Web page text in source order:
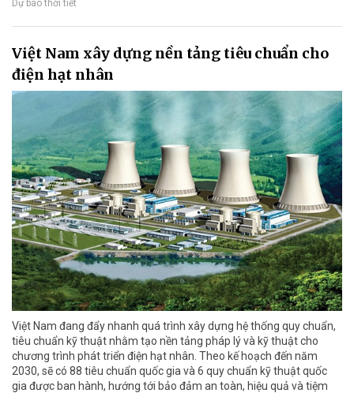
Dự báo thời tiết
Việt Nam xây dựng nền tảng tiêu chuẩn cho
điện hạt nhân
Việt Nam đang đẩy nhanh quá trình xây dựng hệ thống quy chuẩn,
tiêu chuẩn kỹ thuật nhằm tạo nền tảng pháp lý và kỹ thuật cho
chương trình phát triển điện hạt nhân. Theo kế hoạch đến năm
2030, sẽ có 88 tiêu chuẩn quốc gia và 6 quy chuẩn kỹ thuật quốc
gia được ban hành, hướng tới bảo đảm an toàn, hiệu quả và tiệm